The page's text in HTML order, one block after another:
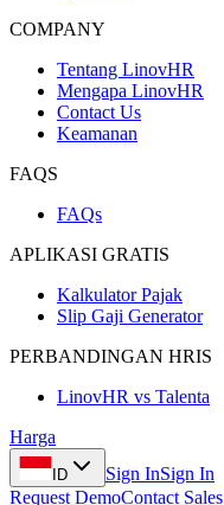
COMPANY
Tentang LinovHR
Mengapa LinovHR
Contact Us
Keamanan
FAQS
FAQs
APLIKASI GRATIS
Kalkulator Pajak
Slip Gaji Generator
PERBANDINGAN HRIS
LinovHR vs Talenta
Harga
ID Sign InSign In
Request DemoContact Sales